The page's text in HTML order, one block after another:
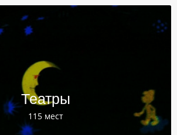
Театры
115 мест